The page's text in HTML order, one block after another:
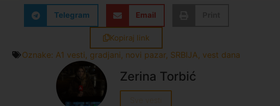
Telegram Email
Kopiraj link
Oznake: A1 vesti, gradjani, novi pazar, SRBIJA, vest dana
Zerina Torbić
Sve vesti